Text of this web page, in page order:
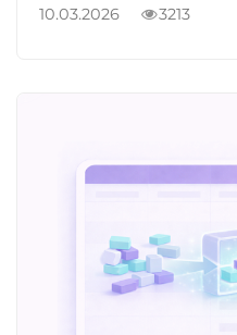
10.03.2026 3213